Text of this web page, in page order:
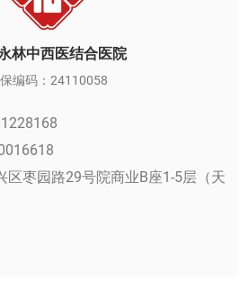
林中西医结合医院
编码：24110058
区枣园路29号院商业B座1-5层（天